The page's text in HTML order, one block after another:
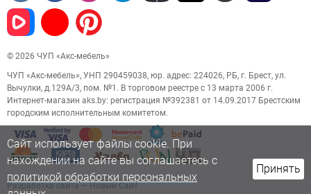
© 2026 ЧУП «Акс-мебель»
ЧУП «Акс-мебель», УНП 290459038, юр. адрес: 224026, РБ, г. Брест, ул.
Вычулки, д.129А/3, пом. №1. В торговом реестре с 13 марта 2006 г.
Интернет-магазин aks.by: регистрация №392381 от 14.09.2017 Брестским
городским исполнительным комитетом.
Разработка сайта— Новый Сайт
Сайт использует файлы cookie. При
нахождении на сайте вы соглашаетесь с
политикой обработки персональных
Принять